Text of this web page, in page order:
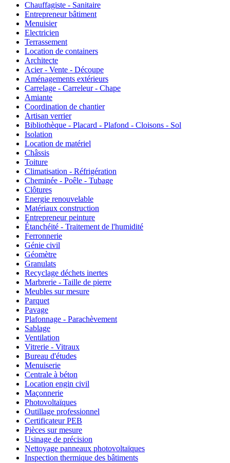
Chauffagiste - Sanitaire
Entrepreneur bâtiment
Menuisier
Electricien
Terrassement
Location de containers
Architecte
Acier - Vente - Découpe
Aménagements extérieurs
Carrelage - Carreleur - Chape
Amiante
Coordination de chantier
Artisan verrier
Bibliothèque - Placard - Plafond - Cloisons - Sol
Isolation
Location de matériel
Châssis
Toiture
Climatisation - Réfrigération
Cheminée - Poêle - Tubage
Clôtures
Energie renouvelable
Matériaux construction
Entrepreneur peinture
Étanchéité - Traitement de l'humidité
Ferronnerie
Génie civil
Géomètre
Granulats
Recyclage déchets inertes
Marbrerie - Taille de pierre
Meubles sur mesure
Parquet
Pavage
Plafonnage - Parachèvement
Sablage
Ventilation
Vitrerie - Vitraux
Bureau d'études
Menuiserie
Centrale à béton
Location engin civil
Maçonnerie
Photovoltaïques
Outillage professionnel
Certificateur PEB
Pièces sur mesure
Usinage de précision
Nettoyage panneaux photovoltaïques
Inspection thermique des bâtiments